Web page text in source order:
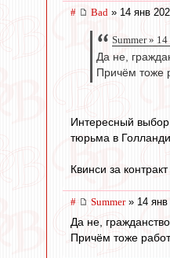
# Bad » 14 янв
Summer »
Да не,
Причём тоже
Интересный
тюрьма в
Квинси за
# Summer» 14 янв
Да не,
Причём тоже